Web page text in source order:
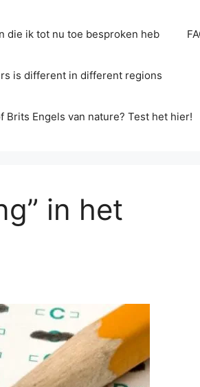
die ik tot nu toe besproken heb
is different in different regions
Brits Engels van nature? Test het hier!
in het